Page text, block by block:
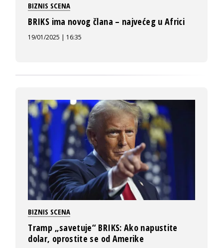
BIZNIS SCENA
BRIKS ima novog člana – najvećeg u Africi
19/01/2025 | 16:35
BIZNIS SCENA
Tramp „savetuje“ BRIKS: Ako napustite
dolar, oprostite se od Amerike